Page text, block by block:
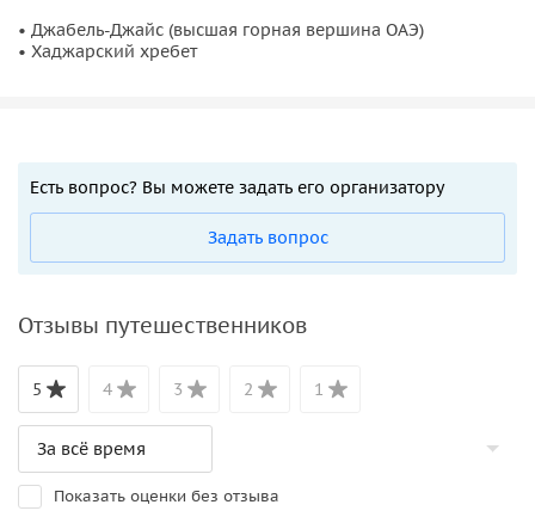
• Джабель-Джайс (высшая горная вершина ОАЭ)
• Хаджарский хребет
Есть вопрос? Вы можете задать его организатору
Задать вопрос
Отзывы путешественников
5 4 3 2 1
Показать оценки без отзыва